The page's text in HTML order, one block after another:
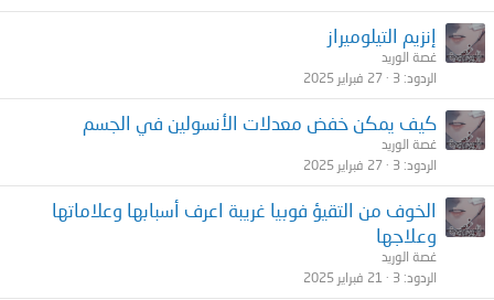
إنزيم التيلوميراز
غصة الوريد
الردود 3 27 فبراير 2025
كيف يمكن خفض معدلات الأنسولين في الجسم
غصة الوريد
الردود 3 27 فبراير 2025
الخوف من التقيؤ فوبيا غريبة اعرف أسبابها وعلاماتها
وعلاجها
غصة الوريد
الردود 3 21 فبراير 2025